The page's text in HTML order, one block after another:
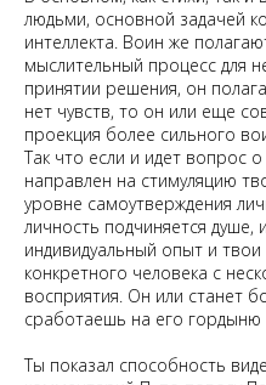
людьми, основной задачей
интеллекта. Воин же
мыслительный процесс для
принятии решения, он
нет чувств, то он или еще
проекция более сильного
Так что если и идет вопрос
направлен на стимуляцию
уровне самоутверждения
личность подчиняется душе,
индивидуальный опыт и
конкретного человека с
восприятия. Он или станет
сработаешь на его гордыню
Ты показал способность